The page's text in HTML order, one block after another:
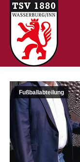
Fußballabteilung